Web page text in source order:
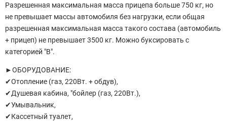
Разрешенная максимальная масса прицепа больше 750 кг, но
не превышает массы автомобиля без нагрузки, если общая
разрешенная максимальная масса такого состава (автомобиль
+ прицеп) не превышает 3500 кг. Можно буксировать с
категорией "В".
►ОБОРУДОВАНИЕ:
✔Отопление (газ, 220Вт. + обдув),
✔Душевая кабина, "бойлер (газ, 220Вт.),
✔Умывальник,
✔Кассетный туалет,